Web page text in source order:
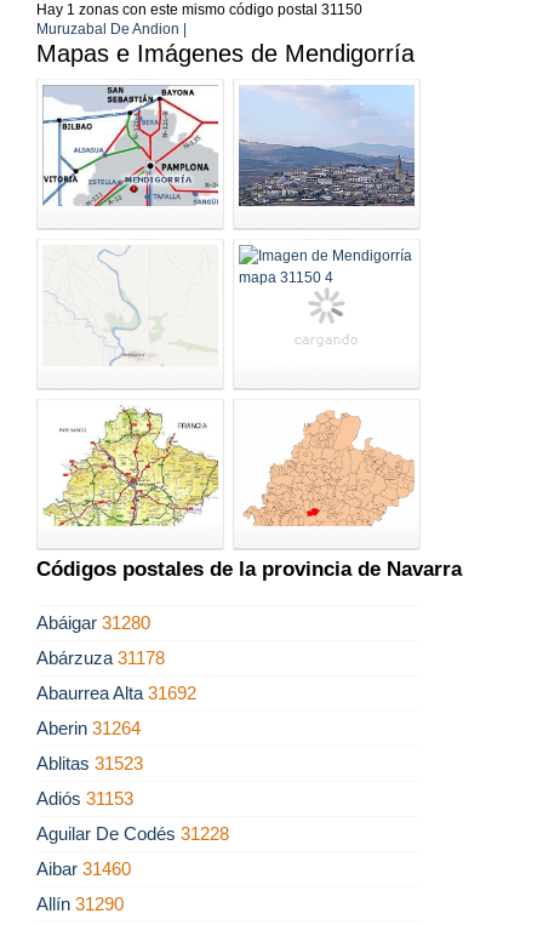
Hay 1 zonas con este mismo código postal 31150
Muruzabal De Andion |
Mapas e Imágenes de Mendigorría
Códigos postales de la provincia de Navarra
Abáigar 31280
Abárzuza 31178
Abaurrea Alta 31692
Aberin 31264
Ablitas 31523
Adiós 31153
Aguilar De Codés 31228
Aibar 31460
Allín 31290